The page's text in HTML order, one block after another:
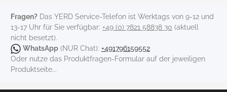
Fragen? Das YERD Service-Telefon ist Werktags von 9-12 und
13-17 Uhr für Sie verfügbar: +49 (0) 7821 58838 30 (aktuell
nicht besetzt).
WhatsApp (NUR Chat): +491796159552
Oder nutze das Produktfragen-Formular auf der jeweiligen
Produktseite...